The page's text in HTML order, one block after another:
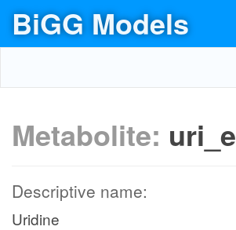
BiGG Models
Metabolite: uri_e
Descriptive name:
Uridine